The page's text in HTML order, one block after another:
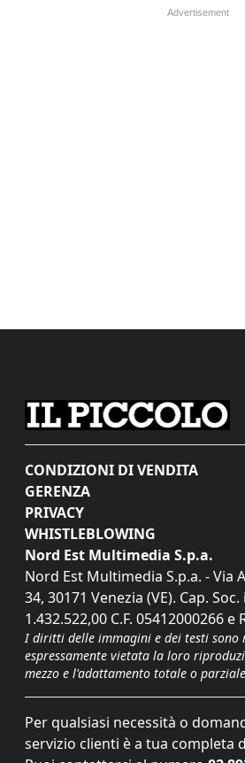
CONDIZIONI DI VENDITA
GERENZA
PRIVACY
WHISTLEBLOWING
Nord Est Multimedia S.p.a.
Nord Est Multimedia S.p.a. - Via
34, 30171 Venezia (VE). Cap. Soc.
1.432.522,00 C.F. 05412000266 e
I diritti delle immagini e dei testi sono
espressamente vietata la loro
mezzo e l'adattamento totale o
Per qualsiasi necessità o
servizio clienti è a tua completa